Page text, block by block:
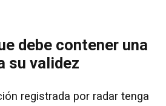
debe contener una
su validez
registrada por radar tenga